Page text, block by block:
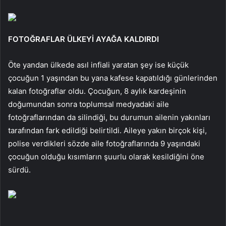
FOTOĞRAFLAR ÜLKEYİ AYAĞA KALDIRDI
Öte yandan ülkede asıl infiali yaratan şey ise küçük
çocuğun 1 yaşından bu yana kafese kapatıldığı günlerinden
kalan fotoğraflar oldu. Çocuğun, 8 aylık kardeşinin
doğumundan sonra toplumsal medyadaki aile
fotoğraflarından da silindiği, bu durumun ailenin yakınları
tarafından fark edildiği belirtildi. Aileye yakın birçok kişi,
polise verdikleri sözde aile fotoğraflarında 9 yaşındaki
çocuğun olduğu kısımların şuurlu olarak kesildiğini öne
sürdü.